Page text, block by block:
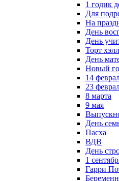
1 годик
Для
На
День
День
Торт
День
Новый
14
23
8 марта
9 мая
День
Пасха
ВДВ
День
1
Гарри